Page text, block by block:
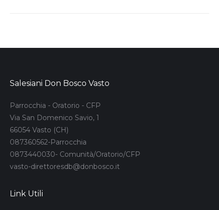
Salesiani Don Bosco Vasto
Parrocchia - Oratorio - CFP
Via San Domenico Savio, 1
66054 Vasto (CH)
087360562-Parrocchia
0873440030- Comunità/Oratorio/CFP
vasto-direttoresdb@donbosco.it
Link Utili